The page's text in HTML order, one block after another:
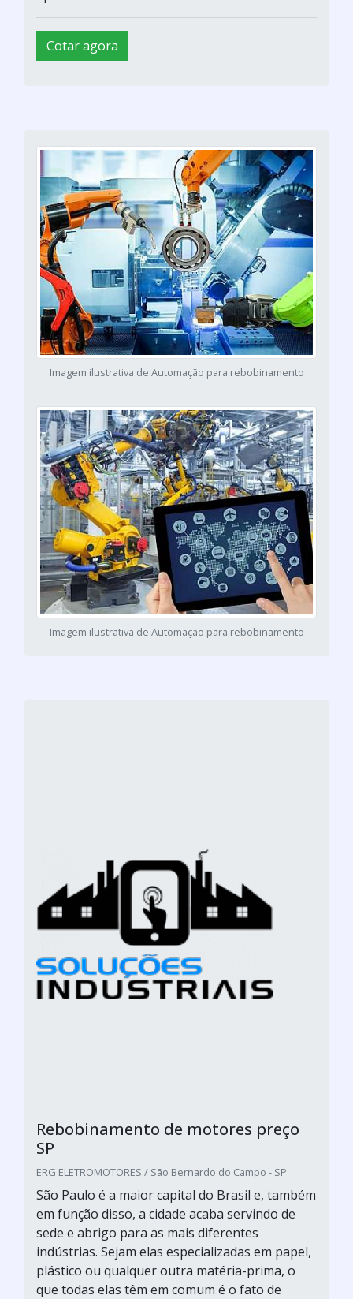
Cotar agora
Imagem ilustrativa de Automação para rebobinamento
Imagem ilustrativa de Automação para rebobinamento
Rebobinamento de motores preço
SP
ERG ELETROMOTORES / São Bernardo do Campo - SP
São Paulo é a maior capital do Brasil e, também
em função disso, a cidade acaba servindo de
sede e abrigo para as mais diferentes
indústrias. Sejam elas especializadas em papel,
plástico ou qualquer outra matéria-prima, o
que todas elas têm em comum é o fato de